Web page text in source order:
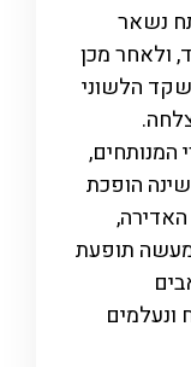
נשאר
בלבד, ולאחר מכן
הלשוני
דה וינצ'י 80% הצלחה.
המנותחים,
הופכת
תופעת
ונעלמים